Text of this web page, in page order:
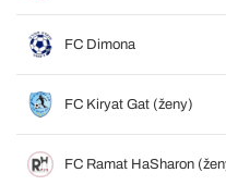
FC Dimona
FC Kiryat Gat (ženy)
FC Ramat HaSharon